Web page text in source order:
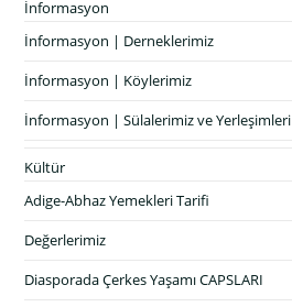
İnformasyon
İnformasyon | Derneklerimiz
İnformasyon | Köylerimiz
İnformasyon | Sülalerimiz ve Yerleşimleri
Kültür
Adige-Abhaz Yemekleri Tarifi
Değerlerimiz
Diasporada Çerkes Yaşamı CAPSLARI